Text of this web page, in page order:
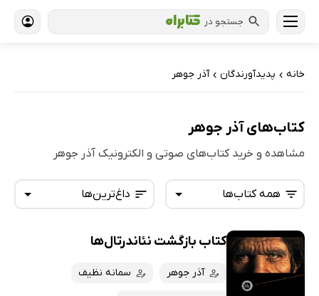
جستجو در
خانه › پدیدآورندگان › آذر جوهر
کتاب‌های آذر جوهر
مشاهده و خرید کتاب‌های صوتی و الکترونیک آذر جوهر
داغ‌ترین‌ها
تازه‌ها
داغ‌ترین‌ها
همه کتاب‌ها
همه کتاب‌ها
کتاب‌های صوتی
کتاب بازگشت نئاندرتال‌ها
آذر جوهر سمانه نظیف